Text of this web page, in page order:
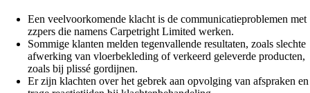
Een veelvoorkomende klacht is de communicatieproblemen met
zzpers die namens Carpetright Limited werken.
Sommige klanten melden tegenvallende resultaten, zoals slechte
afwerking van vloerbekleding of verkeerd geleverde producten,
zoals bij plissé gordijnen.
Er zijn klachten over het gebrek aan opvolging van afspraken en